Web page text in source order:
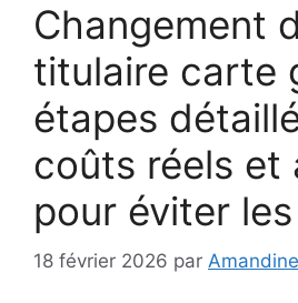
Changement
titulaire carte
étapes
coûts réels et
pour éviter
18 février 2026 par Amandine